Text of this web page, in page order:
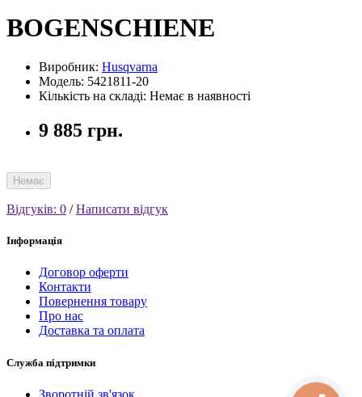
BOGENSCHIENE
Виробник: Husqvarna
Модель: 5421811-20
Кількість на складі: Немає в наявності
9 885 грн.
Немає
Відгуків: 0 /Написати відгук
Інформація
Договор оферти
Контакти
Повернення товару
Про нас
Доставка та оплата
Служба підтримки
Зворотній зв'язок